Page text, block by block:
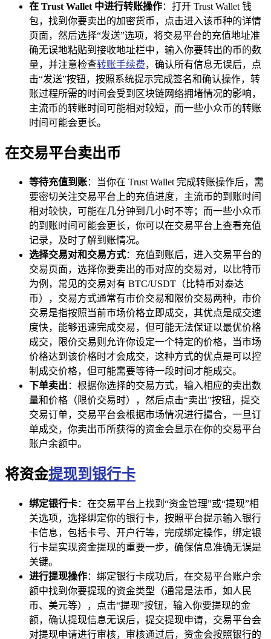
在 Trust Wallet 中进行转账操作：打开 Trust Wallet 钱
包，找到你要卖出的加密货币，点击进入该币种的详情
页面，然后选择“发送”选项，将交易平台的充值地址准
确无误地粘贴到接收地址栏中，输入你要转出的币的数
量，并注意检查转账手续费，确认所有信息无误后，点
击“发送”按钮，按照系统提示完成签名和确认操作，转
账过程所需的时间会受到区块链网络拥堵情况的影响，
主流币的转账时间可能相对较短，而一些小众币的转账
时间可能会更长。
在交易平台卖出币
等待充值到账：当你在 Trust Wallet 完成转账操作后，需
要密切关注交易平台上的充值进度，主流币的到账时间
相对较快，可能在几分钟到几小时不等；而一些小众币
的到账时间可能会更长，你可以在交易平台上查看充值
记录，及时了解到账情况。
选择交易对和交易方式：充值到账后，进入交易平台的
交易页面，选择你要卖出的币对应的交易对，以比特币
为例，常见的交易对有 BTC/USDT（比特币对泰达
币），交易方式通常有市价交易和限价交易两种，市价
交易是指按照当前市场价格立即成交，其优点是成交速
度快，能够迅速完成交易，但可能无法保证以最优价格
成交，限价交易则允许你设定一个特定的价格，当市场
价格达到该价格时才会成交，这种方式的优点是可以控
制成交价格，但可能需要等待一段时间才能成交。
下单卖出 ：根据你选择的交易方式，输入相应的卖出数
量和价格（限价交易时），然后点击“卖出”按钮，提交
交易订单，交易平台会根据市场情况进行撮合，一旦订
单成交，你卖出币所获得的资金会显示在你的交易平台
账户余额中。
将资金提现到银行卡
绑定银行卡：在交易平台上找到“资金管理”或“提现”相
关选项，选择绑定你的银行卡，按照平台提示输入银行
卡信息，包括卡号、开户行等，完成绑定操作，绑定银
行卡是实现资金提现的重要一步，确保信息准确无误是
关键。
进行提现操作：绑定银行卡成功后，在交易平台账户余
额中找到你要提现的资金类型（通常是法币，如人民
币、美元等），点击“提现”按钮，输入你要提现的金
额，确认提现信息无误后，提交提现申请，交易平台会
对提现申请进行审核，审核通过后，资金会按照银行的